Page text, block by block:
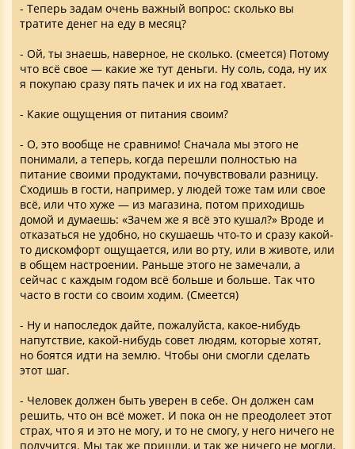
- Теперь задам очень важный вопрос: сколько вы
тратите денег на еду в месяц?
- Ой, ты знаешь, наверное, не сколько. (смеется) Потому
что всё свое — какие же тут деньги. Ну соль, сода, ну их
я покупаю сразу пять пачек и их на год хватает.
- Какие ощущения от питания своим?
- О, это вообще не сравнимо! Сначала мы этого не
понимали, а теперь, когда перешли полностью на
питание своими продуктами, почувствовали разницу.
Сходишь в гости, например, у людей тоже там или свое
всё, или что хуже — из магазина, потом приходишь
домой и думаешь: «Зачем же я всё это кушал?» Вроде и
отказаться не удобно, но скушаешь что-то и сразу какой-
то дискомфорт ощущается, или во рту, или в животе, или
в общем настроении. Раньше этого не замечали, а
сейчас с каждым годом всё больше и больше. Так что
часто в гости со своим ходим. (Смеется)
- Ну и напоследок дайте, пожалуйста, какое-нибудь
напутствие, какой-нибудь совет людям, которые хотят,
но боятся идти на землю. Чтобы они смогли сделать
этот шаг.
- Человек должен быть уверен в себе. Он должен сам
решить, что он всё может. И пока он не преодолеет этот
страх, что я и это не могу, и то не смогу, у него ничего не
получится. Мы так же пришли, и так же ничего не могли,